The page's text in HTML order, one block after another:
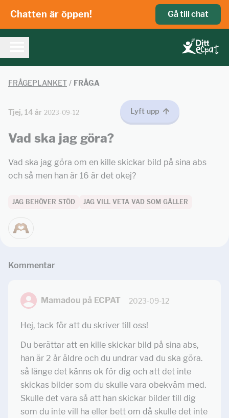
Chatten är öppen! Gå till chat
FRÅGEPLANKET / FRÅGA
Tjej, 14 år 2023-09-12 Lyft upp
Vad ska jag göra?
Vad ska jag göra om en kille skickar bild på sina abs
och så men han är 16 är det okej?
JAG BEHÖVER STÖD JAG VILL VETA VAD SOM GÄLLER
Kommentar
Mamadou på ECPAT 2023-09-12
Hej, tack för att du skriver till oss!
Du berättar att en kille skickar bild på sina abs,
han är 2 år äldre och du undrar vad du ska göra.
så länge det känns ok för dig och att det inte
skickas bilder som du skulle vara obekväm med.
Skulle det vara så att han skickar bilder till dig
som du inte vill ha eller bett om då skulle det inte